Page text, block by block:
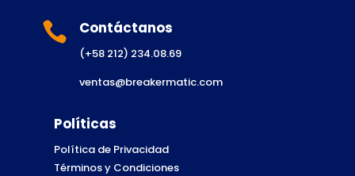
 Contáctanos
(+58 212) 234.08.69
ventas@breakermatic.com
Políticas
Política de Privacidad
Términos y Condiciones